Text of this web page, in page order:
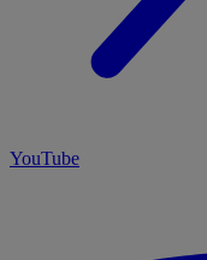
YouTube